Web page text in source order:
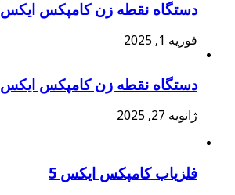
دستگاه نقطه زن کامپکس ایکس5
فوریه 1, 2025
دستگاه نقطه زن کامپکس ایکس5
ژانویه 27, 2025
فلزیاب کامپکس ایکس 5